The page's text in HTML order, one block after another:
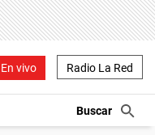
En vivo Radio La Red